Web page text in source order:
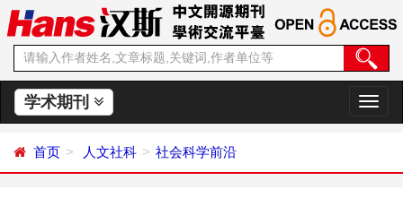
学术期刊
切
换
首页 人文社科 社会科学前沿